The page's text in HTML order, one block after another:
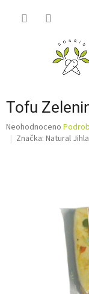
Tofu
Průměrné
hodnocení
Neohodnoceno
Značka: Natural